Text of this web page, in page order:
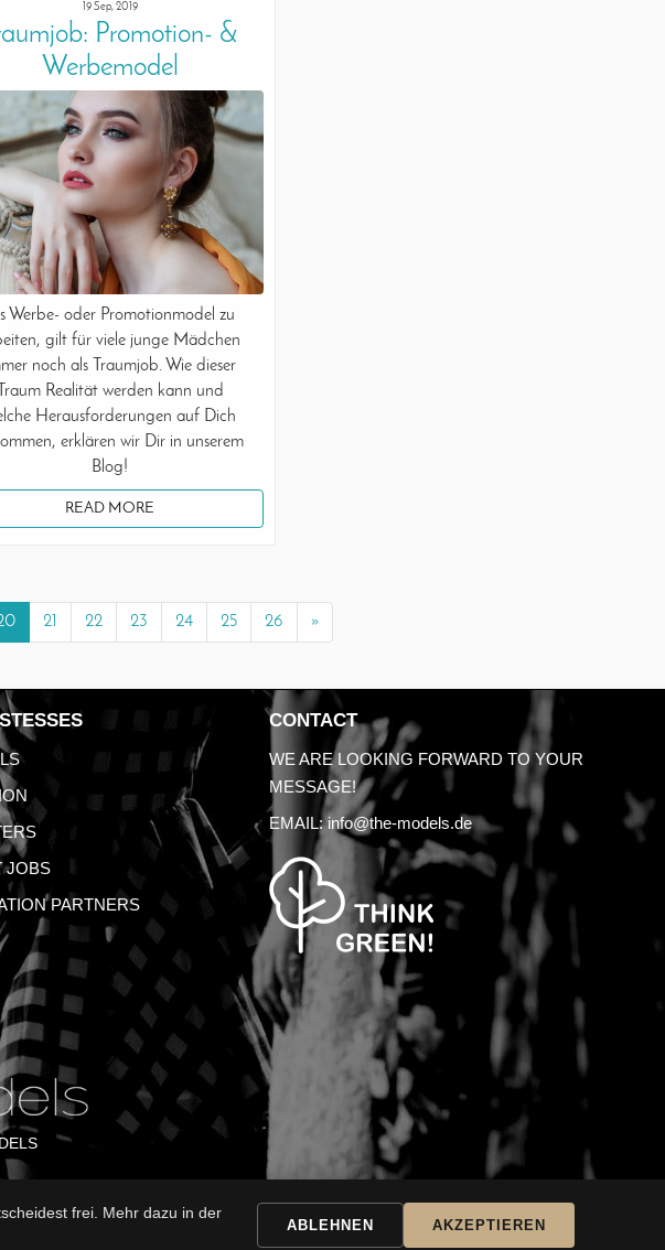
19 Sep, 2019
Promotion- &
Werbemodel
Werbe- oder Promotionmodel zu
gilt für viele junge Mädchen
noch als Traumjob. Wie dieser
Traum Realität werden kann und
Herausforderungen auf Dich
erklären wir Dir in unserem
Blog!
READ MORE
21 22 23 24 25 26 »
JOBS
PARTNERS
CONTACT
WE ARE LOOKING FORWARD TO YOUR
MESSAGE!
EMAIL:info@the-models.de
USE FAQ GLOSSARY
frei. Mehr dazu in der
ABLEHNEN AKZEPTIEREN